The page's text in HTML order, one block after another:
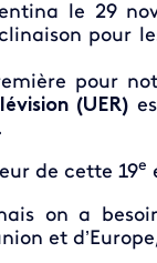
le 29
pour
pour
(UER)
de cette 19e
on a
et